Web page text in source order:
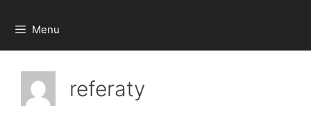
Menu
referaty